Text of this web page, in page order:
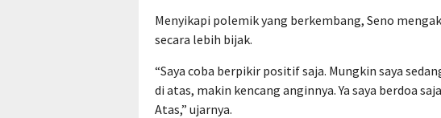
Menyikapi polemik yang berkembang, Seno
secara lebih bijak.
“Saya coba berpikir positif saja. Mungkin saya
di atas, makin kencang anginnya. Ya saya berdoa
Atas,” ujarnya.